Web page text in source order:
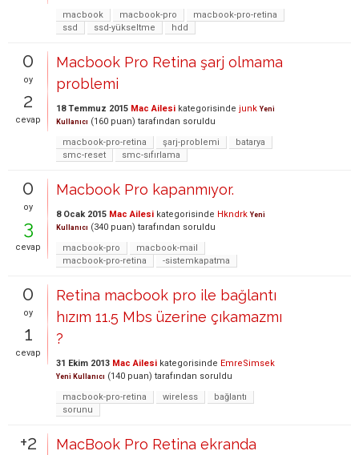
macbook
macbook-pro
macbook-pro-retina
ssd
ssd-yükseltme hdd
0
oy
2
cevap
Macbook Pro Retina şarj olmama
problemi
18 Temmuz 2015 Mac Ailesi kategorisinde junk Yeni
Kullanıcı (160 puan) tarafından soruldu
macbook-pro-retina
şarj-problemi
batarya
smc-reset
smc-sıfırlama
0
oy
3
cevap
Macbook Pro kapanmıyor.
8 Ocak 2015 Mac Ailesi kategorisinde Hkndrk Yeni
Kullanıcı (340 puan) tarafından soruldu
macbook-pro
macbook-mail
macbook-pro-retina
-sistemkapatma
0
oy
1
cevap
Retina macbook pro ile bağlantı
hızım 11.5 Mbs üzerine çıkamazmı
?
31 Ekim 2013 Mac Ailesi kategorisinde EmreSimsek
Yeni Kullanıcı (140 puan) tarafından soruldu
macbook-pro-retina
wireless
bağlantı
sorunu
+2
MacBook Pro Retina ekranda